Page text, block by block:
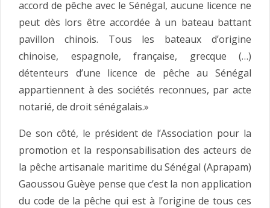
accord de pêche avec le Sénégal, aucune licence ne
peut dès lors être accordée à un bateau battant
pavillon chinois. Tous les bateaux d’origine
chinoise, espagnole, française, grecque (…)
détenteurs d’une licence de pêche au Sénégal
appartiennent à des sociétés reconnues, par acte
notarié, de droit sénégalais.»
De son côté, le président de l’Association pour la
promotion et la responsabilisation des acteurs de
la pêche artisanale maritime du Sénégal (Aprapam)
Gaoussou Guèye pense que c’est la non application
du code de la pêche qui est à l’origine de tous ces